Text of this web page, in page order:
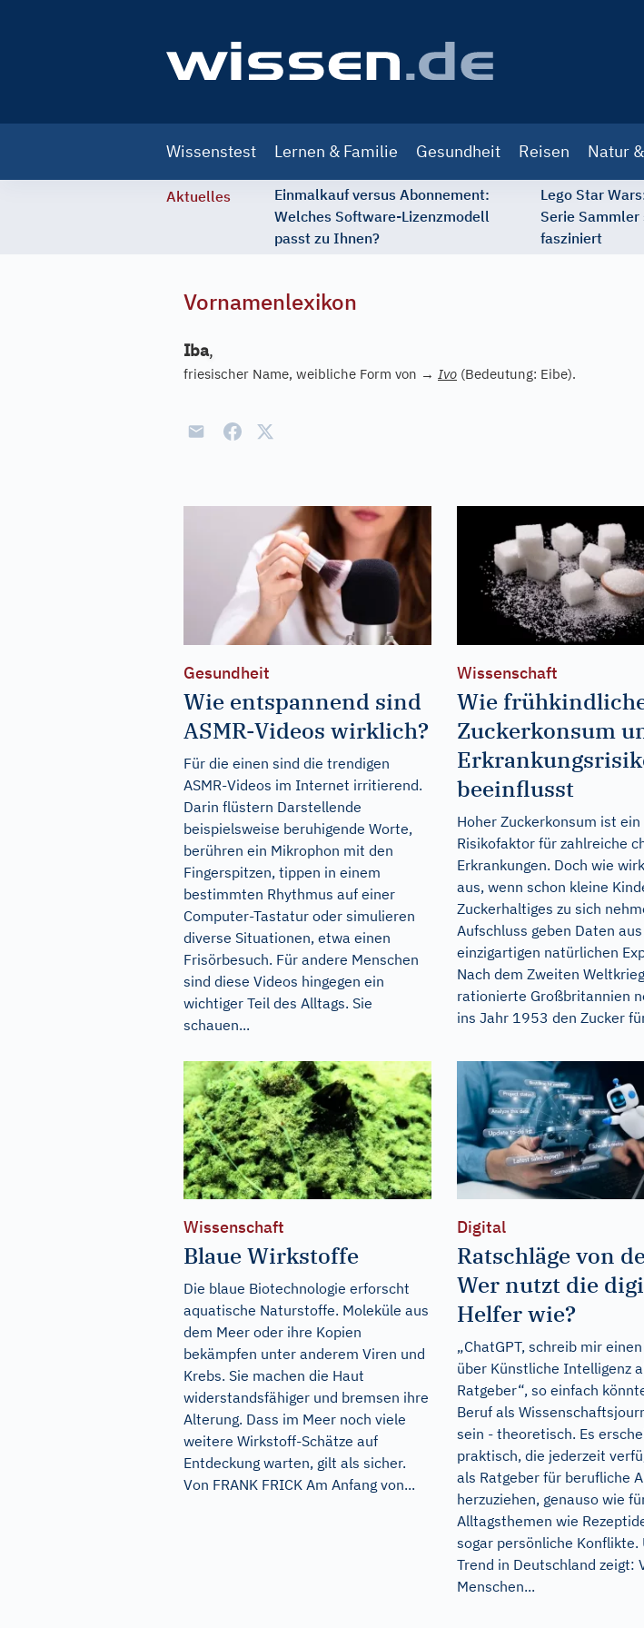
navigation
Wissenstest Lernen & Familie Gesundheit Reisen Natur
Aktuelles
Einmalkauf versus Abonnement:
Welches Software-Lizenzmodell
passt zu Ihnen?
Lego Star
Serie
fasziniert
Vornamenlexikon
Iba,
friesischer Name, weibliche Form von → Ivo (Bedeutung: Eibe).
Gesundheit
Wie entspannend sind
ASMR-Videos wirklich?
Für die einen sind die trendigen
ASMR-Videos im Internet irritierend.
Darin flüstern Darstellende
beispielsweise beruhigende Worte,
berühren ein Mikrophon mit den
Fingerspitzen, tippen in einem
bestimmten Rhythmus auf einer
Computer-Tastatur oder simulieren
diverse Situationen, etwa einen
Frisörbesuch. Für andere Menschen
sind diese Videos hingegen ein
wichtiger Teil des Alltags. Sie
schauen...
Wissenschaft
Wie
Zuckerkonsum
beeinflusst
Hoher Zuckerkonsum ist ein
Risikofaktor für zahlreiche
Erkrankungen. Doch wie
aus, wenn schon kleine
Zuckerhaltiges zu sich
Aufschluss geben Daten
einzigartigen natürlichen
Nach dem Zweiten Weltkrieg
rationierte Großbritannien
ins Jahr 1953 den Zucker
Wissenschaft
Blaue Wirkstoffe
Die blaue Biotechnologie erforscht
aquatische Naturstoffe. Moleküle aus
dem Meer oder ihre Kopien
bekämpfen unter anderem Viren und
Krebs. Sie machen die Haut
widerstandsfähiger und bremsen ihre
Alterung. Dass im Meer noch viele
weitere Wirkstoff-Schätze auf
Entdeckung warten, gilt als sicher.
Von FRANK FRICK Am Anfang von...
Digital
Ratschläge von
Wer nutzt die
Helfer wie?
„ChatGPT, schreib mir
über Künstliche Intelligenz
Ratgeber“, so einfach
Beruf als
sein - theoretisch. Es
praktisch, die jederzeit
als Ratgeber für berufliche
herzuziehen, genauso wie
Alltagsthemen wie
sogar persönliche Konflikte.
Trend in Deutschland zeigt:
Menschen...